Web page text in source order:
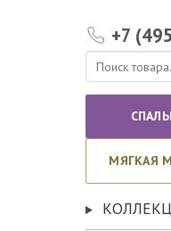
+7
МЯГКАЯ